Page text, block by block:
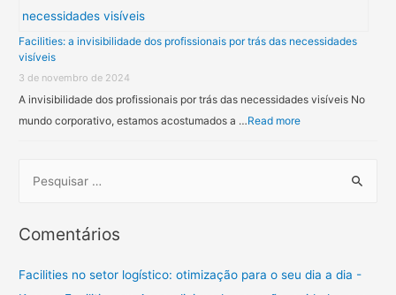
Facilities: a invisibilidade dos profissionais por trás das necessidades
visíveis
3 de novembro de 2024
A invisibilidade dos profissionais por trás das necessidades visíveis No
mundo corporativo, estamos acostumados a …Read more
Comentários
Facilities no setor logístico: otimização para o seu dia a dia -